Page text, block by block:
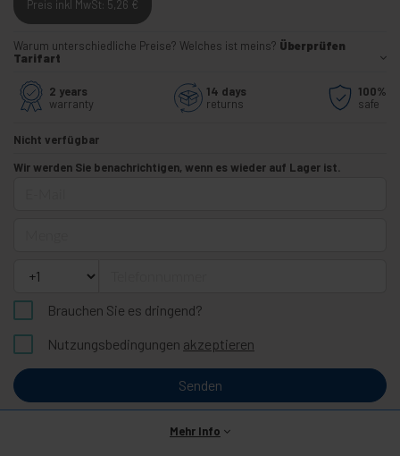
Preis inkl MwSt: 5,26 €
Warum unterschiedliche Preise? Welches ist meins? Überprüfen
Tarifart
2 years
warranty
14 days
returns
100%
safe
Nicht verfügbar
Wir werden Sie benachrichtigen, wenn es wieder auf Lager ist.
Brauchen Sie es dringend?
Nutzungsbedingungen akzeptieren
Senden
Mehr Info